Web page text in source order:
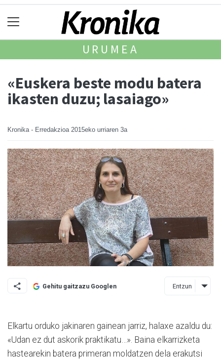
URUMEA
«Euskera beste modu batera
ikasten duzu; lasaiago»
Kronika - Erredakzioa 2015eko urriaren 3a
Gehitu gaitzazu Googlen Entzun
Elkartu orduko jakinaren gainean jarriz, halaxe azaldu du:
«Udan ez dut askorik praktikatu…». Baina elkarrizketa
hastearekin batera primeran moldatzen dela erakutsi